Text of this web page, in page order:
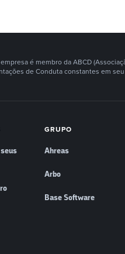
empresa é membro da ABCD
de Conduta constantes em
GRUPO
Ahreas
Arbo
Base Software